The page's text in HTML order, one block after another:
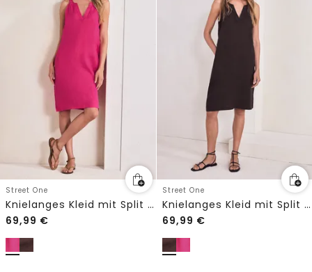
Street One
Knielanges Kleid mit Split Neck aus Leinen
69,99 €
Street One
Knielanges Kleid mit Split Neck aus Leinen
69,99 €